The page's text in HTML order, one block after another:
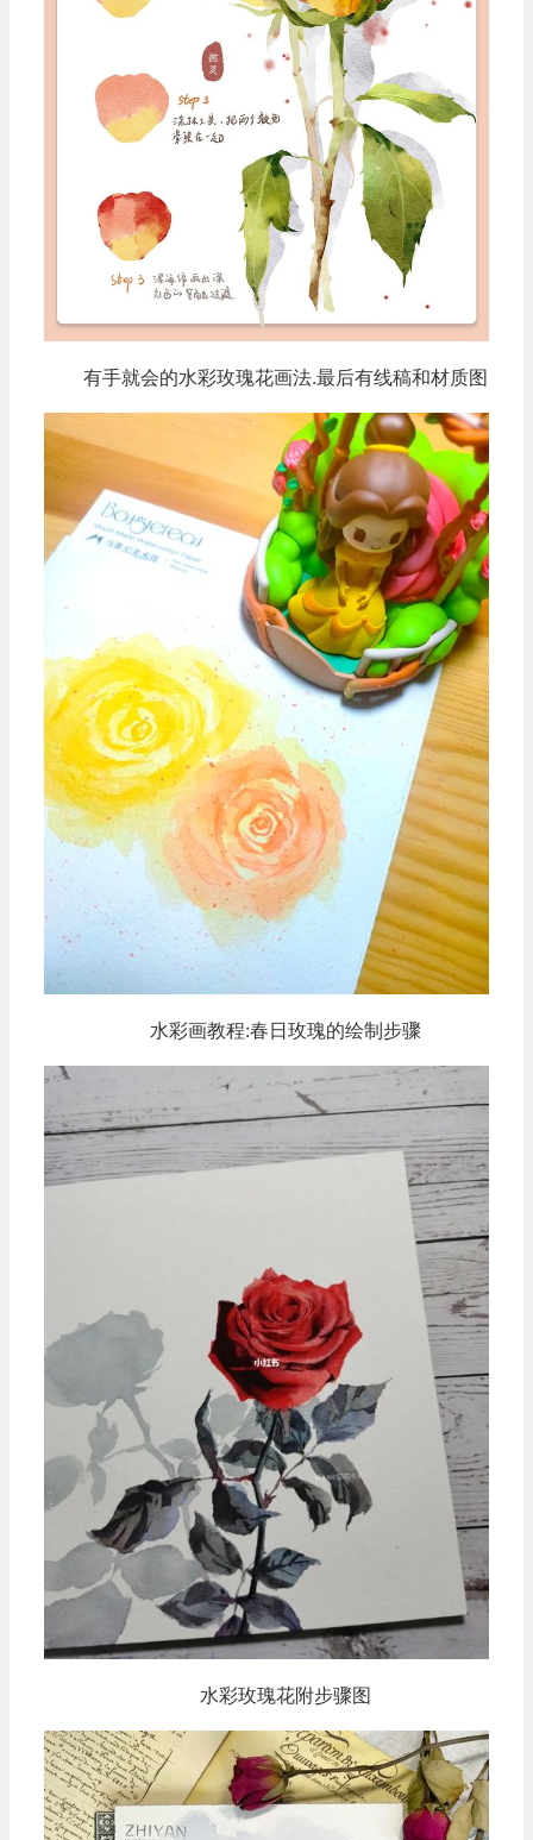
有手就会的水彩玫瑰花画法.最后有线稿和材质图
水彩画教程:春日玫瑰的绘制步骤
水彩玫瑰花附步骤图